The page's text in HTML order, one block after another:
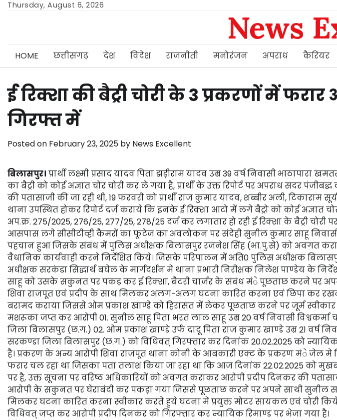
SkipThursday, August 6, 2026
News
HOME छत्तीसगढ़ देश विदेश राजनीती मनोरंजन अपराध कैरियर
ई रिक्शा की बैट्री चोरी के 3 प्रकरणों में
गिरफ्त में
Posted on February 23, 2025 by News Excellent
बिलासपुर। प्रार्थी लक्ष्मी प्रसाद यादव पिता झड़ीराम यादव उम्र 39 वर्ष निवासी भाठापारा
का बैट्री को कोई अज्ञात चोर चोरी कर ले गया है, प्रार्थी के उक्त रिपोर्ट पर अपराध सदर
की पतासाजी की जा रही थी, 19 फरवरी को प्रार्थी राज कुमार यादव, शब्बीर अली,
थाना उपस्थित होकर रिपोर्ट दर्ज कराये कि इनके ई रिक्शा आटो में लगे बैट्रो को कोई अज्ञात
अप.क्र. 275/2025, 276/25, 277/25, 278/25 दर्ज कर लगातार हो रही ई रिक्शा के बैट्री
आसपास लगे सीसीटीव्ही कैमरों का फूटेज का अवलोकन पर संदेही सुनील कुमार साहू
पहचान हुआ जिसके संबंध में पुलिस अधीक्षक बिलासपुर रजनेश सिंह (भा.पु.से) को अवगत
वैधानिक कार्यवाही करने निर्देशित किये। जिसके परिपालन में अति0 पुलिस अधीक्षक
अधीक्षक सरकंडा सिद्धार्थ बघेल के मार्गदर्शन में थाना प्रभारी निरीक्षक निलेश पाण्डेय के
साहू को उसके सकुनत पर पकड़ कर ई रिक्शा, बैटरी चार्जर के संबंध मंे पूछताछ करने पर
शिवा राजपूत एवं प्रदीप के साथ मिलकर अलग-अलग घटना कारित करना एवं छिपा कर
बरामद कराया जिससे ओम प्रकाश खाण्डे को हिरासत में लेकर पूछताछ करने पर जूर्म स्वीकार
मशरूका जप्त कर आरोपी 01. सुनील साहू पिता भरत लाल साहू उम्र 20 वर्ष निवासी
जिला बिलासपुर (छ.ग.) 02. ओम प्रकाश खाण्डे उर्फ दादू पिता राज कुमार खाण्डे उम्र 21 वर्ष
सरकण्डा जिला बिलासपुर (छ.ग.) को विधिवत् गिरफ्तार कर दिनांक 20.02.2025 को
है। प्रकरण के अन्य आरोपी शिवा राजपूत थाना कोनी के आबकारी एक्ट के प्रकरण मंे जेल मे
फरार चल रहा था जिसका पता तलाश किया जा रहा था कि आज दिनांक 22.02.2025 को
पर है, उक्त सूचना पर वरिष्ठ अधिकारियों को अवगत कराकर आरोपी प्रदीप दिनकर की
आरोपी के सकुनत पर घेराबंदी कर पकड़ा गया जिससे पूछताछ करने पर अपने साथी सुनील
मिलकर घटना कारित करना स्वीकार करते हुये घटना में प्रयुक्त मोटर सायकल एवं चोरी
विधिवत् जप्त कर आरोपी प्रदीप दिनकर को गिरफ्तार कर न्यायिक रिमाण्ड पर भेजा गया है।